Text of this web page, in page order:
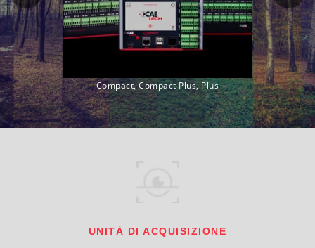
Compact, Compact Plus, Plus
UNITÀ DI ACQUISIZIONE